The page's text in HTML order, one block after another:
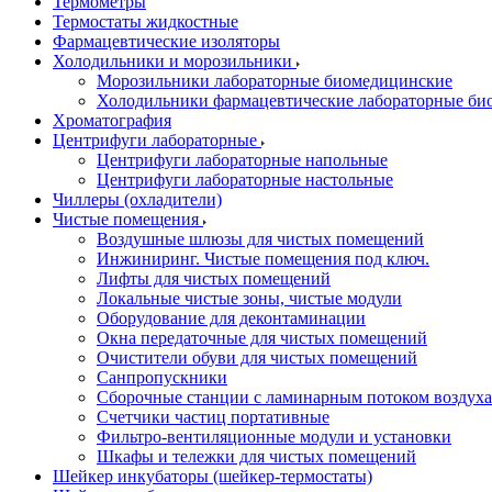
Термостаты жидкостные
Фармацевтические изоляторы
Холодильники и морозильники
Морозильники лабораторные биомедицинские
Холодильники фармацевтические лабораторные
Хроматография
Центрифуги лабораторные
Центрифуги лабораторные напольные
Центрифуги лабораторные настольные
Чиллеры (охладители)
Чистые помещения
Воздушные шлюзы для чистых помещений
Инжиниринг. Чистые помещения под ключ.
Лифты для чистых помещений
Локальные чистые зоны, чистые модули
Оборудование для деконтаминации
Окна передаточные для чистых помещений
Очистители обуви для чистых помещений
Санпропускники
Сборочные станции с ламинарным потоком
Счетчики частиц портативные
Фильтро-вентиляционные модули и установки
Шкафы и тележки для чистых помещений
Шейкер инкубаторы (шейкер-термостаты)